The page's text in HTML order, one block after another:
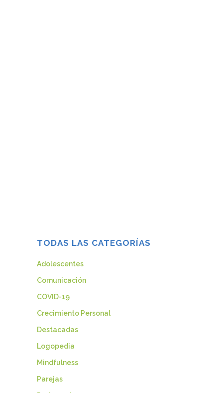
TODAS LAS CATEGORÍAS
Adolescentes
Comunicación
COVID-19
Crecimiento Personal
Destacadas
Logopedia
Mindfulness
Parejas